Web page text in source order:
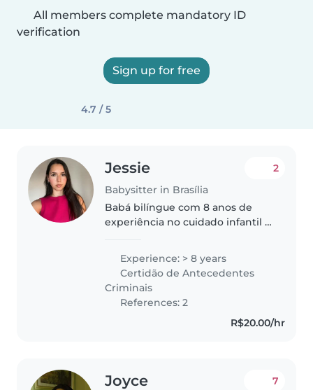
All members complete mandatory ID
verification
Sign up for free
4.7 / 5
Jessie
Babysitter in Brasília
2
Babá bilíngue com 8 anos de
experiência no cuidado infantil e
internacional como Au Pair em
Londres. Comecei a trabalhar
como babá aos 17 anos,
enquanto concluía..
Experience: > 8 years
Certidão de Antecedentes
Criminais
References: 2
R$20.00/hr
Joyce 7